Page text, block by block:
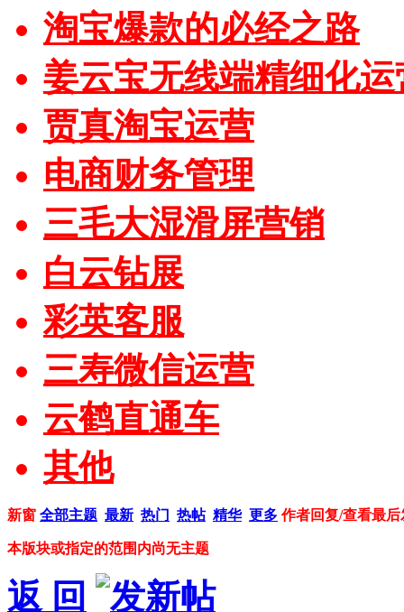
淘宝爆款的必经之路
姜云宝无线端精细化运
贾真淘宝运营
电商财务管理
三毛大湿滑屏营销
白云钻展
彩英客服
三寿微信运营
云鹤直通车
其他
新窗 全部主题 最新 热门 热帖 精华 更多 作者回复/查看最后
本版块或指定的范围内尚无主题
返 回